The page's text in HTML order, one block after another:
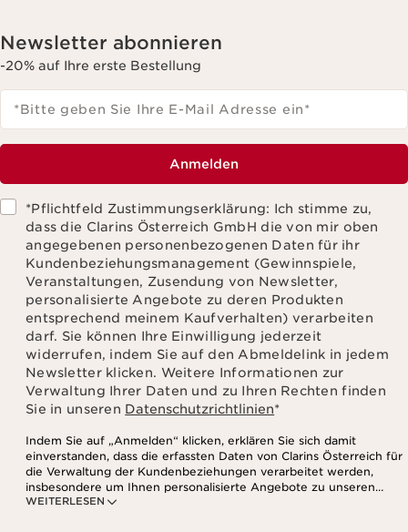
Newsletter abonnieren
-20% auf Ihre erste Bestellung
*Bitte geben Sie Ihre E-Mail Adresse ein*
Anmelden
*Pflichtfeld Zustimmungserklärung: Ich stimme zu,
dass die Clarins Österreich GmbH die von mir oben
angegebenen personenbezogenen Daten für ihr
Kundenbeziehungsmanagement (Gewinnspiele,
Veranstaltungen, Zusendung von Newsletter,
personalisierte Angebote zu deren Produkten
entsprechend meinem Kaufverhalten) verarbeiten
darf. Sie können Ihre Einwilligung jederzeit
widerrufen, indem Sie auf den Abmeldelink in jedem
Newsletter klicken. Weitere Informationen zur
Verwaltung Ihrer Daten und zu Ihren Rechten finden
Sie in unseren Datenschutzrichtlinien*
WEITERLESEN
Indem Sie auf „Anmelden“ klicken, erklären Sie sich damit
einverstanden, dass die erfassten Daten von Clarins Österreich für
die Verwaltung der Kundenbeziehungen verarbeitet werden,
insbesondere um Ihnen personalisierte Angebote zu unseren
Produkten und Dienstleistungen entsprechend Ihrem